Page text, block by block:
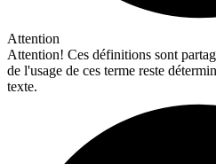
Attention
Attention! Ces définitions sont
de l'usage de ces terme reste
texte.